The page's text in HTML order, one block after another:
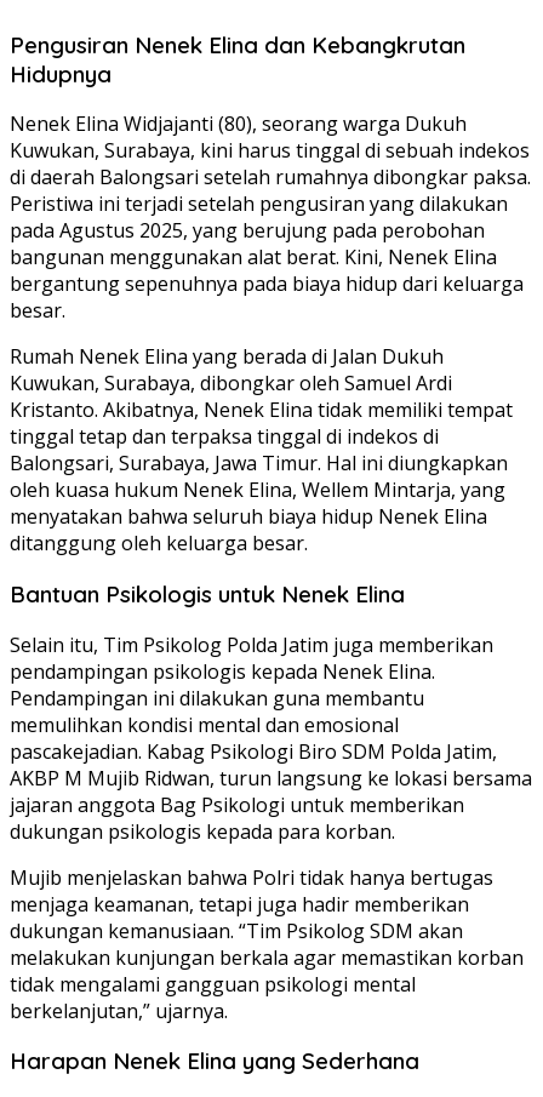
Pengusiran Nenek Elina dan Kebangkrutan
Hidupnya
Nenek Elina Widjajanti (80), seorang warga Dukuh
Kuwukan, Surabaya, kini harus tinggal di sebuah indekos
di daerah Balongsari setelah rumahnya dibongkar paksa.
Peristiwa ini terjadi setelah pengusiran yang dilakukan
pada Agustus 2025, yang berujung pada perobohan
bangunan menggunakan alat berat. Kini, Nenek Elina
bergantung sepenuhnya pada biaya hidup dari keluarga
besar.
Rumah Nenek Elina yang berada di Jalan Dukuh
Kuwukan, Surabaya, dibongkar oleh Samuel Ardi
Kristanto. Akibatnya, Nenek Elina tidak memiliki tempat
tinggal tetap dan terpaksa tinggal di indekos di
Balongsari, Surabaya, Jawa Timur. Hal ini diungkapkan
oleh kuasa hukum Nenek Elina, Wellem Mintarja, yang
menyatakan bahwa seluruh biaya hidup Nenek Elina
ditanggung oleh keluarga besar.
Bantuan Psikologis untuk Nenek Elina
Selain itu, Tim Psikolog Polda Jatim juga memberikan
pendampingan psikologis kepada Nenek Elina.
Pendampingan ini dilakukan guna membantu
memulihkan kondisi mental dan emosional
pascakejadian. Kabag Psikologi Biro SDM Polda Jatim,
AKBP M Mujib Ridwan, turun langsung ke lokasi bersama
jajaran anggota Bag Psikologi untuk memberikan
dukungan psikologis kepada para korban.
Mujib menjelaskan bahwa Polri tidak hanya bertugas
menjaga keamanan, tetapi juga hadir memberikan
dukungan kemanusiaan. “Tim Psikolog SDM akan
melakukan kunjungan berkala agar memastikan korban
tidak mengalami gangguan psikologi mental
berkelanjutan,” ujarnya.
Harapan Nenek Elina yang Sederhana